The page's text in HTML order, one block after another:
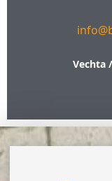
Vechta